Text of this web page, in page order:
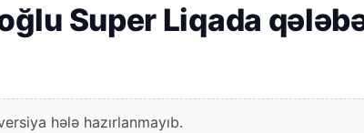
Super Liqada
hələ hazırlanmayıb.